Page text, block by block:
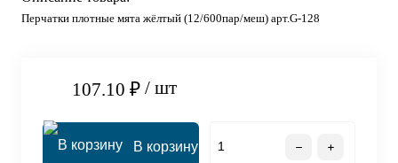
Перчатки плотные мята жёлтый (12/600пар/меш) арт.G-128
107.10 ₽ / шт
В корзину